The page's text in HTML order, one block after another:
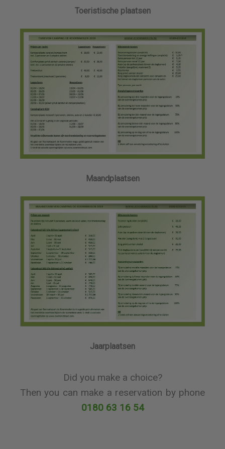
Toeristische plaatsen
Maandplaatsen
Jaarplaatsen
Did you make a choice?
Then you can make a reservation by phone
0180 63 16 54